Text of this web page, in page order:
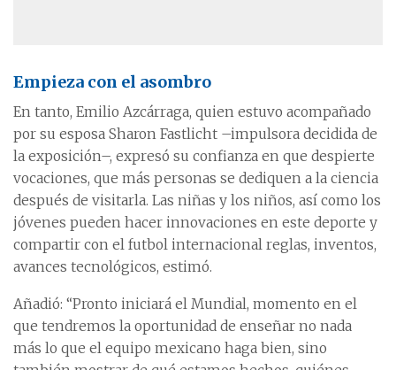
Empieza con el asombro
En tanto, Emilio Azcárraga, quien estuvo acompañado
por su esposa Sharon Fastlicht –impulsora decidida de
la exposición–, expresó su confianza en que despierte
vocaciones, que más personas se dediquen a la ciencia
después de visitarla. Las niñas y los niños, así como los
jóvenes pueden hacer innovaciones en este deporte y
compartir con el futbol internacional reglas, inventos,
avances tecnológicos, estimó.
Añadió: “Pronto iniciará el Mundial, momento en el
que tendremos la oportunidad de enseñar no nada
más lo que el equipo mexicano haga bien, sino